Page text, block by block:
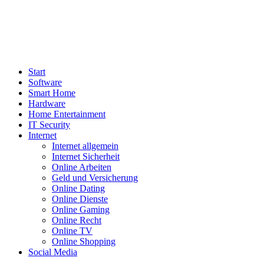
Start
Software
Smart Home
Hardware
Home Entertainment
IT Security
Internet
Internet allgemein
Internet Sicherheit
Online Arbeiten
Geld und Versicherung
Online Dating
Online Dienste
Online Gaming
Online Recht
Online TV
Online Shopping
Social Media